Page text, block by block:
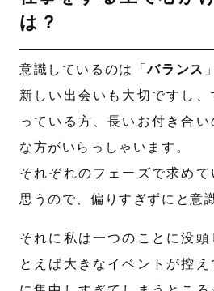
は？
意識しているのは「バランス
新しい出会いも大切ですし、
っている方、長いお付き合い
な方がいらっしゃいます。
それぞれのフェーズで求めて
思うので、偏りすぎずにと意
それに私は一つのことに没
とえば大きなイベントが控